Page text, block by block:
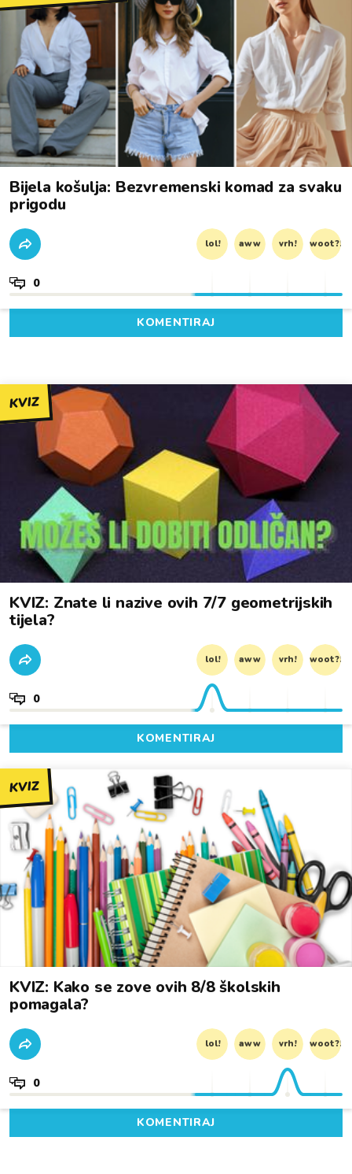
Bijela košulja: Bezvremenski komad za svaku
prigodu
lol! aww vrh! woot?!
0
KOMENTIRAJ
KVIZ
KVIZ: Znate li nazive ovih 7/7 geometrijskih
tijela?
lol! aww vrh! woot?!
0
KOMENTIRAJ
KVIZ
KVIZ: Kako se zove ovih 8/8 školskih
pomagala?
lol! aww vrh! woot?!
0
KOMENTIRAJ